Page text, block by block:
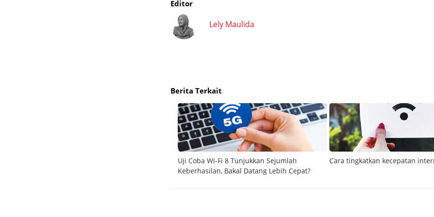
Editor
Lely Maulida
Berita Terkait
Uji Coba Wi-Fi 8 Tunjukkan Sejumlah
Keberhasilan, Bakal Datang Lebih Cepat?
Cara tingkatkan kecepatan